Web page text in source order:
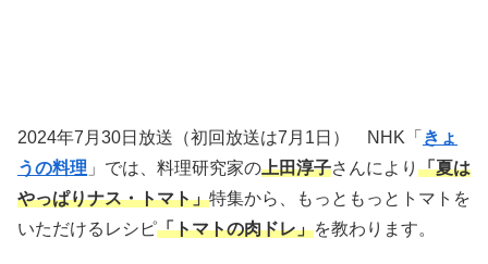
2024年7月30日放送（初回放送は7月1日） NHK「 きょ
うの料理 」では、料理研究家の上田淳子さんにより 「夏は
やっぱりナス・トマト」特集から、もっともっとトマトを
いただけるレシピ「トマトの肉ドレ」を教わります。